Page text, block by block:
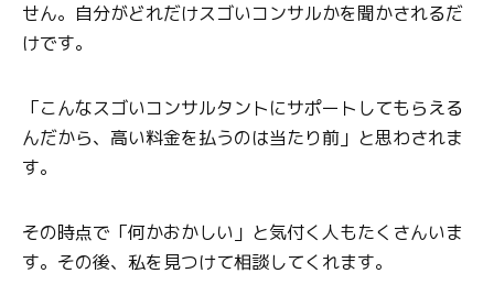
せん。自分がどれだけスゴいコンサルかを聞かされるだ
けです。
「こんなスゴいコンサルタントにサポートしてもらえる
んだから、高い料金を払うのは当たり前」と思わされま
す。
その時点で「何かおかしい」と気付く人もたくさんいま
す。その後、私を見つけて相談してくれます。